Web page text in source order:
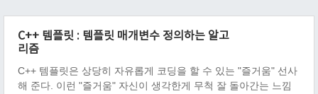
C++ 템플릿 : 템플릿 매개변수 정의하는 알고
리즘
C++ 템플릿은 상당히 자유롭게 코딩을 할 수 있는 "즐거움" 선사
해 준다. 이런 "즐거움" 자신이 생각한게 무척 잘 돌아간는 느낌